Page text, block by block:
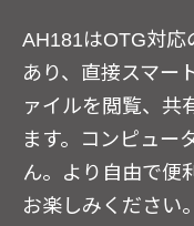
AH181はOTG対応
あり、直接スマー
ァイルを閲覧、共
ます。コンピュー
ん。より自由で便
お楽しみください。